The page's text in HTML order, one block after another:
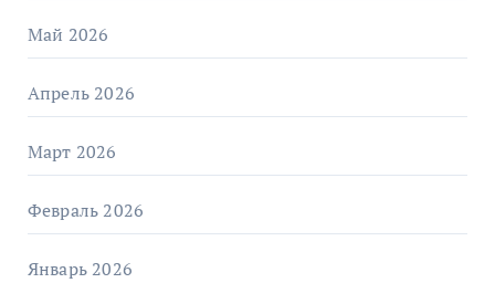
Май 2026
Апрель 2026
Март 2026
Февраль 2026
Январь 2026